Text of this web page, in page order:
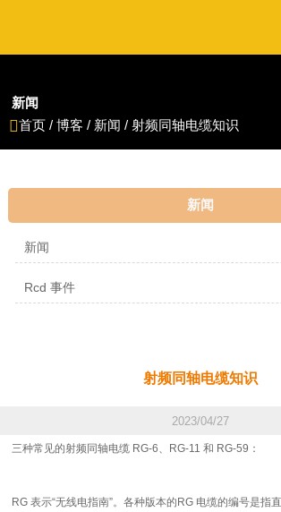
新闻
首页 / 博客 / 新闻 / 射频同轴电缆知识
新闻
新闻
Rcd 事件
射频同轴电缆知识
2023/04/27
三种常见的射频同轴电缆 RG-6、RG-11 和 RG-59：
RG 表示“无线电指南”。各种版本的RG 电缆的编号是指